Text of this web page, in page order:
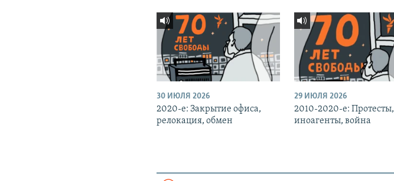
30 ИЮЛЯ 2026
2020-е: Закрытие офиса,
релокация, обмен
29 ИЮЛЯ 2026
2010-2020-е: Протесты,
иноагенты, война